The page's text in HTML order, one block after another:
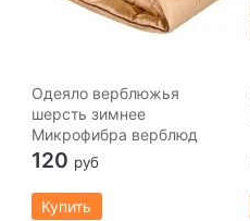
Одеяло верблюжья
шерсть зимнее
Микрофибра верблюд
120 руб
Купить